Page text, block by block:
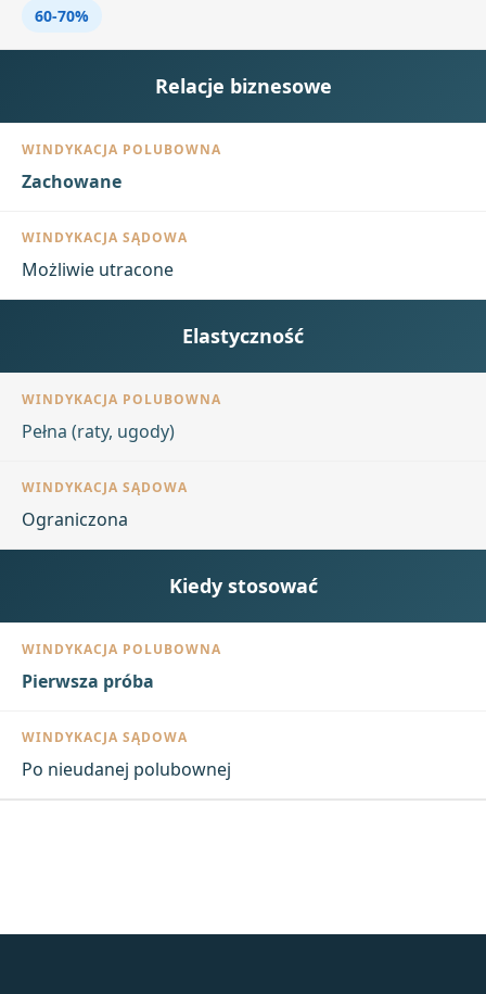
60-70%
Relacje biznesowe
Zachowane
Możliwie utracone
Elastyczność
Pełna (raty, ugody)
Ograniczona
Kiedy stosować
Pierwsza próba
Po nieudanej polubownej